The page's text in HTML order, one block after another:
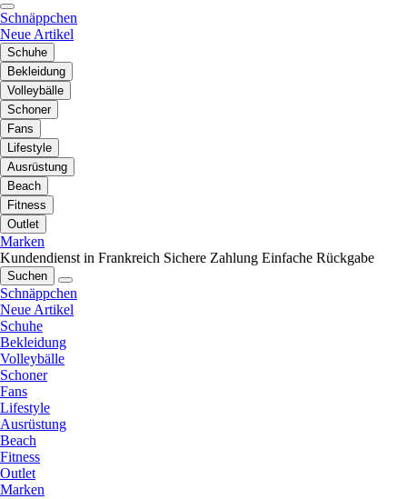
Schnäppchen
Neue Artikel
Schuhe
Bekleidung
Volleybälle
Schoner
Fans
Lifestyle
Ausrüstung
Beach
Fitness
Outlet
Marken
Kundendienst in Frankreich Sichere Zahlung Einfache Rückgabe
Suchen
Schnäppchen
Neue Artikel
Schuhe
Bekleidung
Volleybälle
Schoner
Fans
Lifestyle
Ausrüstung
Beach
Fitness
Outlet
Marken